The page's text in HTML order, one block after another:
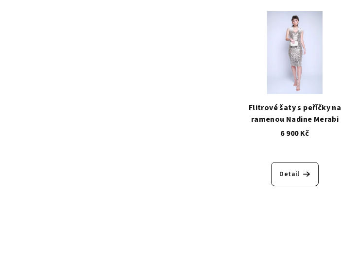
Flitrové šaty s peříčky na
ramenou Nadine Merabi
6 900 Kč
Detail